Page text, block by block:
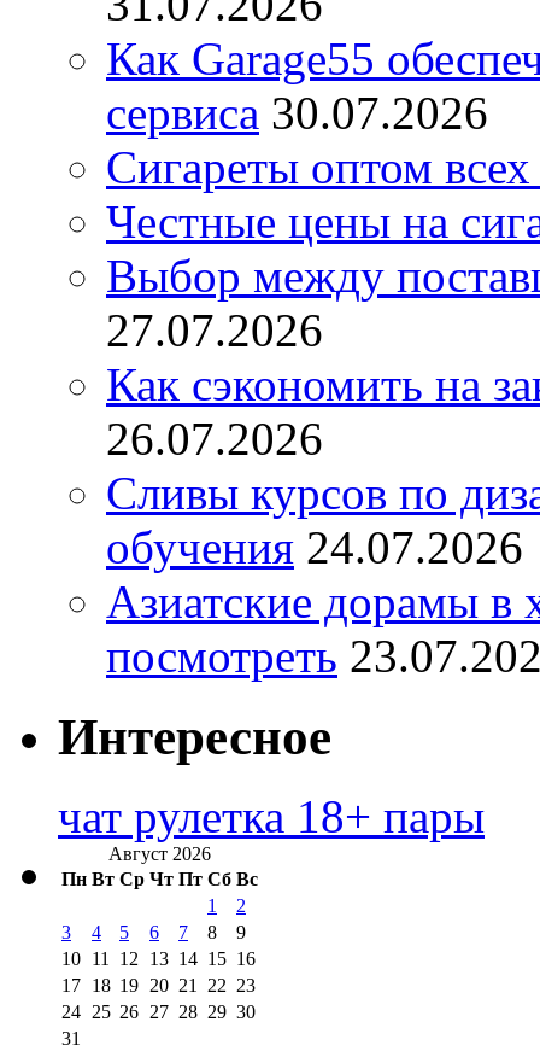
Как Garage55
сервиса 30.07.2026
Сигареты оптом
Честные цены на
Выбор между
27.07.2026
Как сэкономить на
26.07.2026
Сливы курсов по
обучения 24.07.2026
Азиатские дорамы в
посмотреть
Интересное
чат рулетка 18+ пары
Август 2026
Пн Вт Ср Чт Пт Сб Вс
1
2
3
4 5 6 7 8
9
10 11 12 13 14 15 16
17 18 19 20 21 22 23
24 25 26 27 28 29 30
31